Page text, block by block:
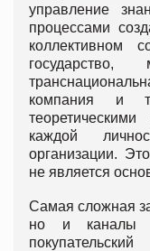
управление
процессами
коллективном
государство,
компания и
каждой
организации.
не является
Самая сложная
но и каналы